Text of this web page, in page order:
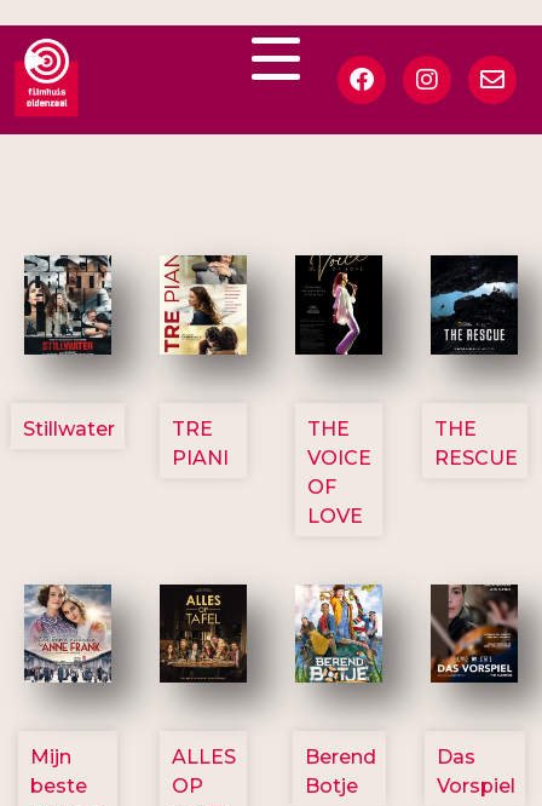
3123
Stillwater
3129
TRE
PIANI
3135
THE
VOICE
OF
LOVE
3148
THE
RESCUE
2757
Mijn
beste
3154
ALLES
OP
2799
Berend
Botje
2777
Das
Vorspiel